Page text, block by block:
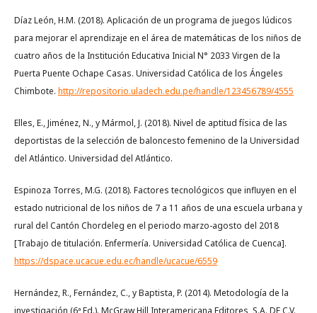
Díaz León, H.M. (2018). Aplicación de un programa de juegos lúdicos
para mejorar el aprendizaje en el área de matemáticas de los niños de
cuatro años de la Institución Educativa Inicial N° 2033 Virgen de la
Puerta Puente Ochape Casas. Universidad Católica de los Ángeles
Chimbote. http://repositorio.uladech.edu.pe/handle/123456789/4555
Elles, E., Jiménez, N., y Mármol, J. (2018). Nivel de aptitud física de las
deportistas de la selección de baloncesto femenino de la Universidad
del Atlántico. Universidad del Atlántico.
Espinoza Torres, M.G. (2018). Factores tecnológicos que influyen en el
estado nutricional de los niños de 7 a 11 años de una escuela urbana y
rural del Cantón Chordeleg en el periodo marzo-agosto del 2018
[Trabajo de titulación. Enfermería. Universidad Católica de Cuenca].
https://dspace.ucacue.edu.ec/handle/ucacue/6559
Hernández, R., Fernández, C., y Baptista, P. (2014). Metodología de la
investigación (6ª Ed.). McGraw Hill Interamericana Editores, S.A. DE C.V.